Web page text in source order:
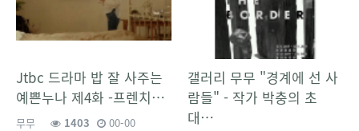
Jtbc 드라마 밥 잘 사주는
예쁜누나 제4화 -프렌치…
무무 1403 00-00
갤러리 무무 "경계에 선 사
람들" - 작가 박충의 초
대…